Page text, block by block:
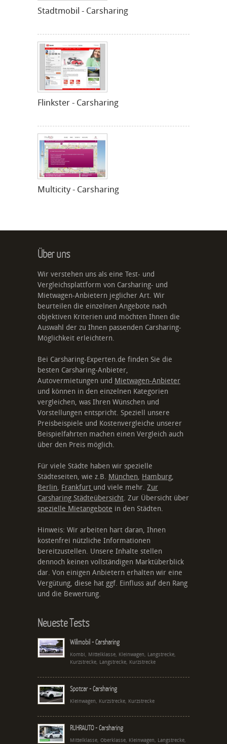
Stadtmobil - Carsharing
Flinkster - Carsharing
Multicity - Carsharing
Über uns
Wir verstehen uns als eine Test- und
Vergleichsplattform von Carsharing- und
Mietwagen-Anbietern jeglicher Art. Wir
beurteilen die einzelnen Angebote nach
objektiven Kriterien und möchten Ihnen die
Auswahl der zu Ihnen passenden Carsharing-
Möglichkeit erleichtern.
Bei Carsharing-Experten.de finden Sie die
besten Carsharing-Anbieter,
Autovermietungen und Mietwagen-Anbieter
und können in den einzelnen Kategorien
vergleichen, was Ihren Wünschen und
Vorstellungen entspricht. Speziell unsere
Preisbeispiele und Kostenvergleiche unserer
Beispielfahrten machen einen Vergleich auch
über den Preis möglich.
Für viele Städte haben wir spezielle
Städteseiten, wie z.B. München, Hamburg,
Berlin, Frankfurt und viele mehr. Zur
Carsharing Städteübersicht. Zur Übersicht über
spezielle Mietangebote in den Städten.
Hinweis: Wir arbeiten hart daran, Ihnen
kostenfrei nützliche Informationen
bereitzustellen. Unsere Inhalte stellen
dennoch keinen vollständigen Marktüberblick
dar. Von einigen Anbietern erhalten wir eine
Vergütung, diese hat ggf. Einfluss auf den Rang
und die Bewertung.
Neueste Tests
Willmobil - Carsharing
Kombi, Mittelklasse, Kleinwagen, Langstrecke,
Kurzstrecke, Langstrecke, Kurzstrecke
Spotcar - Carsharing
Kleinwagen, Kurzstrecke, Kurzstrecke
RUHRAUTO - Carsharing
Mittelklasse, Oberklasse, Kleinwagen, Langstrecke,